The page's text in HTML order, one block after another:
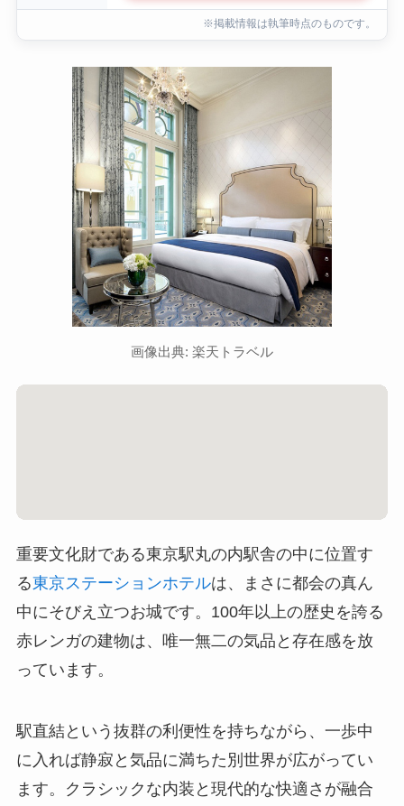
※掲載情報は執筆時点のものです。
画像出典: 楽天トラベル
重要文化財である東京駅丸の内駅舎の中に位置す
る東京ステーションホテルは、まさに都会の真ん
中にそびえ立つお城です。100年以上の歴史を誇る
赤レンガの建物は、唯一無二の気品と存在感を放
っています。
駅直結という抜群の利便性を持ちながら、一歩中
に入れば静寂と気品に満ちた別世界が広がってい
ます。クラシックな内装と現代的な快適さが融合